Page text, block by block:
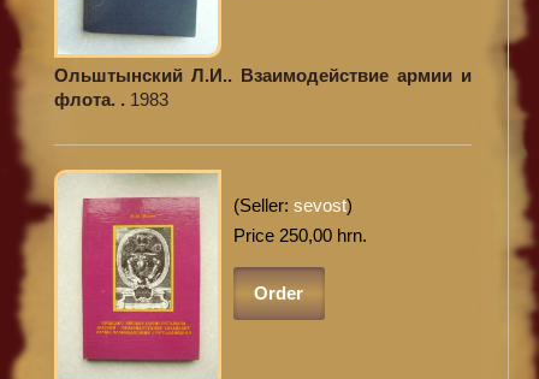
Ольштынский Л.И.. Взаимодействие армии и
флота. . 1983
(Seller: sevost)
Price 250,00 hrn.
Order